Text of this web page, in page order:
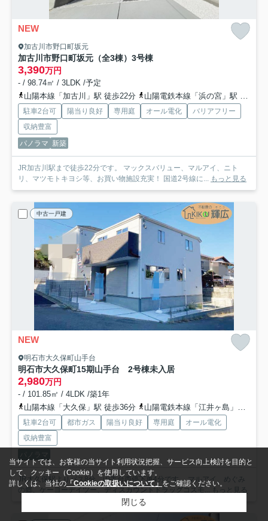
NEW
加古川市野口町坂元
加古川市野口町坂元（全3棟）3号棟
3,390万円
- / 98.74㎡ / 3LDK /予定
山陽本線「加古川」駅 徒歩22分
山陽電鉄本線「浜の宮」駅 徒歩36分
駐車2台可 陽当り良好 専用庭 オール電化
バリアフリー
収納豊富
パノラマ 新築
JR加古川駅まで徒歩22分です。 マックスバリュー、マルアイ、ニト
リ、マツモトキヨシ等、お買い物施設充実！ 国道2号線に... もっと見る
中古一戸建
NEW
明石市大久保町山手台
明石市大久保町15期山手台 2号棟未入居
2,980万円
- / 101.85㎡ / 4LDK /築1年
山陽本線「大久保」駅 徒歩36分
山陽電鉄本線「江井ヶ島」駅 徒歩55分
駐車2台可 都市ガス 陽当り良好 専用庭
オール電化
収納豊富
JR大久保駅よりバス8分、山手台西停下車4分です。 マルアイ、めぐみ
の郷、ケーヨーデイツー、ディスカウントドラッグコスモ... もっと見る
当サイトでは、お客様の当サイト利用状況把握、サービス向上検討を目的と
して、クッキー（Cookie）を使用しています。
詳しくは、当社の「Cookieの取扱いについて」 をご確認ください。
閉じる